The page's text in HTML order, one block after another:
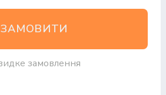
ЗАМОВИТИ
замовлення